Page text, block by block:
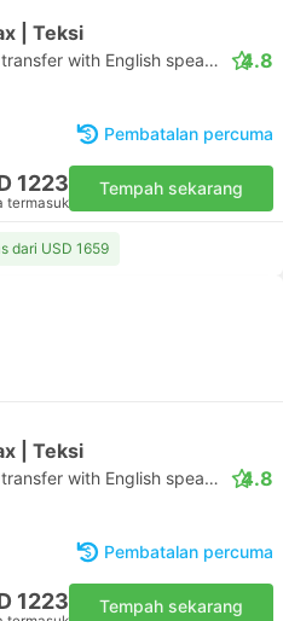
| Teksi
Daytrip private transfer with English speaking driver 4.8
Pembatalan percuma
1223
termasuk
Tempah sekarang
dari USD 1659
| Teksi
Daytrip private transfer with English speaking driver 4.8
Pembatalan percuma
1223 Tempah sekarang